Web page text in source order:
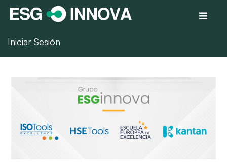
Iniciar Sesión